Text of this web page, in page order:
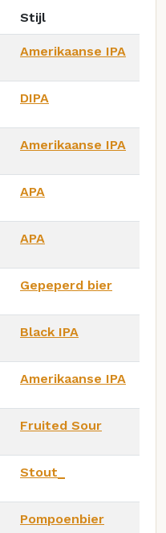
Stijl
Amerikaanse IPA
DIPA
Amerikaanse IPA
APA
APA
Gepeperd bier
Black IPA
Amerikaanse IPA
Fruited Sour
Stout_
Pompoenbier